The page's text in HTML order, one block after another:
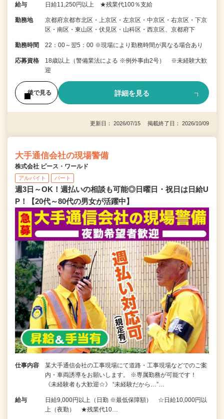
給与 日給11,250円以上 ★残業代100％支給
勤務地
京都府京都市北区・上京区・左京区・中京区・右京区・下京
区・南区・東山区・伏見区・山科区・西京区、京都府下
勤務時間 22：00～翌5：00 ※現場により勤務時間が異なる場合あり
応募資格
18歳以上（警備業法による ※例外事由2号） ※未経験大歓
迎
後で見る 詳細を見る
更新日： 2026/07/15 掲載終了日： 2026/10/09
大手通信会社の現場警備
株式会社 ピース・ワールド
アルバイト パート
週3日～OK！週払いの相談も可能◎日曜日・祝日は日給U
P！【20代～80代の男女が活躍中】
仕事内容
某大手通信会社の工事現場にて道路・工事現場などでのご案
内・車両誘導をお願いします。 ※専属勤務が可能です！
《未経験者も大歓迎☆》 “未経験だから…”…
給与
日給9,000円以上（日勤 ※最低保障額） ☆日給10,000円以
上（夜勤） ★残業代10…